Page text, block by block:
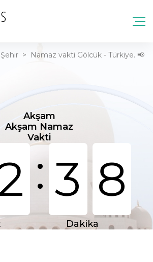
Şehir >
Namaz vakti Gölcük - Türkiye. 📢
Akşam
Akşam Namaz
Vakti
: 3 8
Dakika